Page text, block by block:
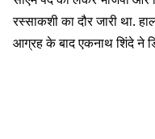
रस्साकशी का दौर जारी था.
आग्रह के बाद एकनाथ शिंदे ने